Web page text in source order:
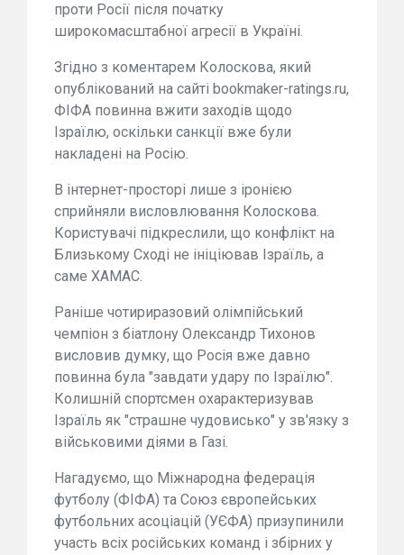
проти Росії після початку
широкомасштабної агресії в Україні.
Згідно з коментарем Колоскова, який
опублікований на сайті bookmaker-ratings.ru,
ФІФА повинна вжити заходів щодо
Ізраїлю, оскільки санкції вже були
накладені на Росію.
В інтернет-просторі лише з іронією
сприйняли висловлювання Колоскова.
Користувачі підкреслили, що конфлікт на
Близькому Сході не ініціював Ізраїль, а
саме ХАМАС.
Раніше чотириразовий олімпійський
чемпіон з біатлону Олександр Тихонов
висловив думку, що Росія вже давно
повинна була "завдати удару по Ізраїлю".
Колишній спортсмен охарактеризував
Ізраїль як "страшне чудовисько" у зв'язку з
військовими діями в Газі.
Нагадуємо, що Міжнародна федерація
футболу (ФІФА) та Союз європейських
футбольних асоціацій (УЄФА) призупинили
участь всіх російських команд і збірних у